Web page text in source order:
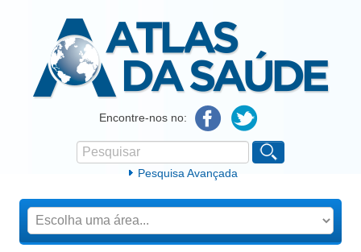
Atlas da SaúdeEncontre-nos no:
Formulário de procura
Pesquisar
Pesquisa Avançada